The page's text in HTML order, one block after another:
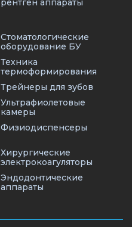
рентген аппараты
Стоматологические
оборудование БУ
Техника
термоформирования
Трейнеры для зубов
Ультрафиолетовые
камеры
Физиодиспенсеры
Хирургические
электрокоагуляторы
Эндодонтические
аппараты